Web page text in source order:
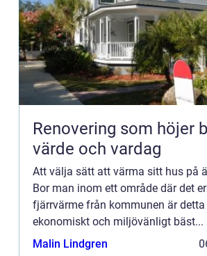
Renovering som höjer
värde och vardag
Att välja sätt att värma sitt hus på
Bor man inom ett område där det
fjärrvärme från kommunen är detta
ekonomiskt och miljövänligt bäst...
Malin Lindgren